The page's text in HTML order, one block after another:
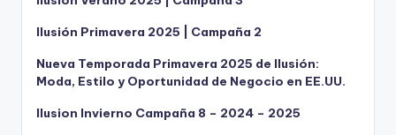
Ilusión Primavera 2025 | Campaña 2
Nueva Temporada Primavera 2025 de Ilusión:
Moda, Estilo y Oportunidad de Negocio en EE.UU.
Ilusion Invierno Campaña 8 – 2024 – 2025